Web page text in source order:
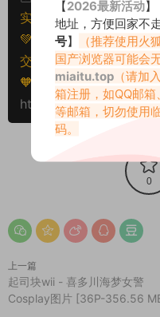
实将封禁账号权限！
💚本文资源均来源网友
交工单处理。
🧡转载请注明出处！原
https://miaitu.cc/
0
上一篇
起司块wii - 喜多川海梦女警
Cosplay图片 [36P-356.56
【2026最新活动
地址，方便回家不
号】
（推荐使用火
国产浏览器可能会
miaitu.top （请加
箱注册，如QQ邮
等邮箱，切勿使用
码。